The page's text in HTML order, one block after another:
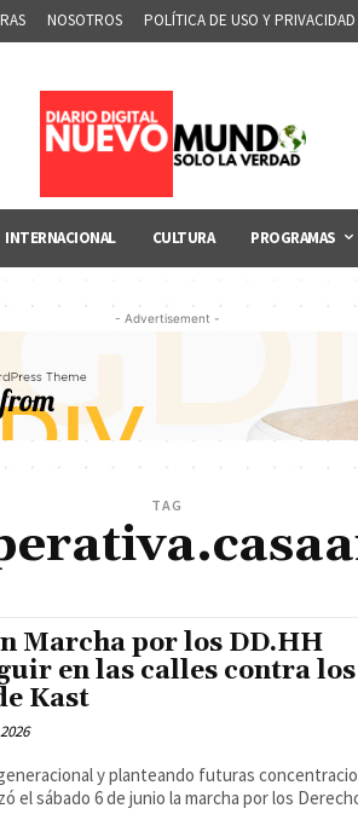
NOSOTROS POLÍTICA DE USO Y PRIVACIDAD
INTERNACIONAL CULTURA PROGRAMAS
- Advertisement -
TAG
Marcha por los DD.HH
en las calles contra los
Kast
y planteando futuras
el sábado 6 de junio la marcha por los